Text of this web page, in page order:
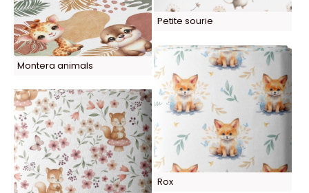
Petite sourie
Montera animals
Rox